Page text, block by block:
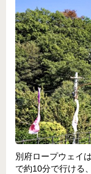
別府ロープウェイ
で約10分で行ける